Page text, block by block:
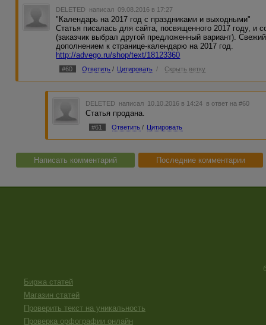
DELETED написал 09.08.2016 в 17:27
"Календарь на 2017 год с праздниками и выходными"
Статья писалась для сайта, посвященного 2017 году, и
(заказчик выбрал другой предложенный вариант).
дополнением к странице-календарю на 2017 год.
http://advego.ru/shop/text/18123360
#60 Ответить / Цитировать / Скрыть ветку
DELETED написал 10.10.2016 в 14:24 в ответ на #60
Статья продана.
#61 Ответить / Цитировать
Написать комментарий Последние комментарии
Биржа статей
Магазин статей
Проверить текст на уникальность
Проверка орфографии онлайн